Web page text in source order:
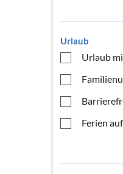
Urlaub
Urlaub
Ferien